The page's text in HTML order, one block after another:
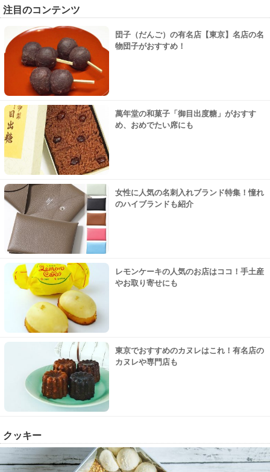
注目のコンテンツ
団子（だんご）の有名店【東京】名店の名
物団子がおすすめ！
萬年堂の和菓子「御目出度糖」がおすす
め、おめでたい席にも
女性に人気の名刺入れブランド特集！憧れ
のハイブランドも紹介
レモンケーキの人気のお店はココ！手土産
やお取り寄せにも
東京でおすすめのカヌレはこれ！有名店の
カヌレや専門店も
クッキー